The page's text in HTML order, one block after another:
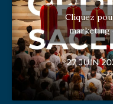
Cliquez
marketing